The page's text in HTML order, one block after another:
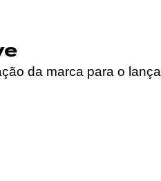
da marca para o